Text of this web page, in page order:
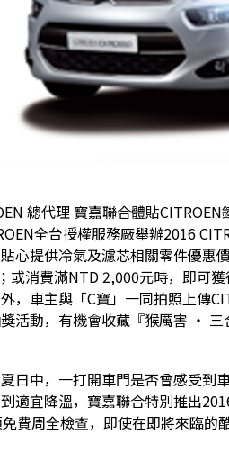
總代理 寶嘉聯合體貼
全台授權服務廠舉辦2016
心提供冷氣及濾芯相關零件優惠
或消費滿NTD 2,000元時，即可
，車主與「C寶」一同拍照上傳
活動，有機會收藏『猴厲害 ‧ 三
日中，一打開車門是否曾感受到
適宜降溫，寶嘉聯合特別推出
費周全檢查，即使在即將來臨的